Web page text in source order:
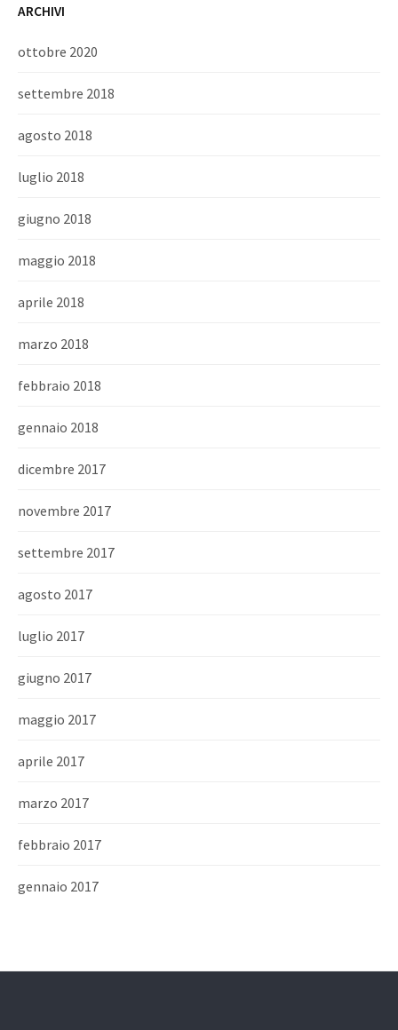
ARCHIVI
ottobre 2020
settembre 2018
agosto 2018
luglio 2018
giugno 2018
maggio 2018
aprile 2018
marzo 2018
febbraio 2018
gennaio 2018
dicembre 2017
novembre 2017
settembre 2017
agosto 2017
luglio 2017
giugno 2017
maggio 2017
aprile 2017
marzo 2017
febbraio 2017
gennaio 2017